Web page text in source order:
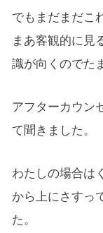
でもまだまだこ
まあ客観的に見
識が向くのでた
アフターカウン
て聞きました。
わたしの場合は
から上にさすっ
た。